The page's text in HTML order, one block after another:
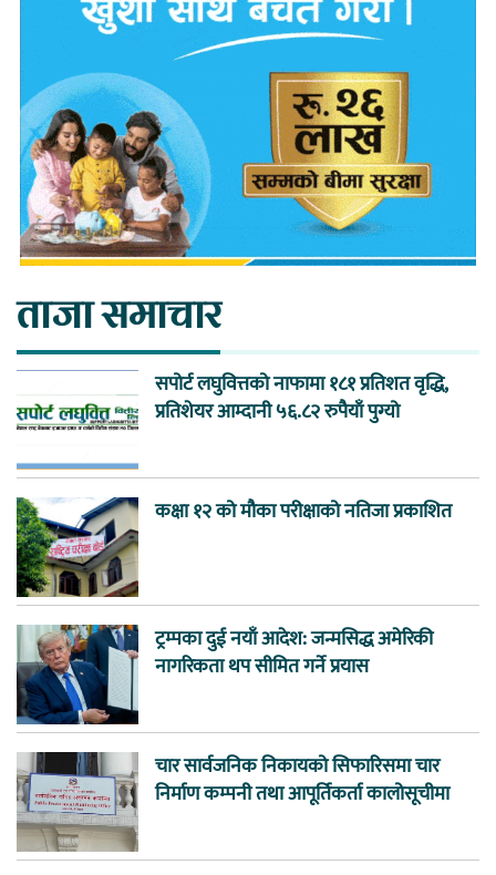
ताजा समाचार
सपोर्ट लघुवित्तको नाफामा १८१ प्रतिशत वृद्धि,
प्रतिशेयर आम्दानी ५६.८२ रुपैयाँ पुग्यो
कक्षा १२ को मौका परीक्षाको नतिजा प्रकाशित
ट्रम्पका दुई नयाँ आदेश: जन्मसिद्ध अमेरिकी
नागरिकता थप सीमित गर्ने प्रयास
चार सार्वजनिक निकायको सिफारिसमा चार
निर्माण कम्पनी तथा आपूर्तिकर्ता कालोसूचीमा